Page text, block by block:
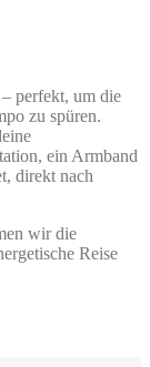
perfekt, um die
zu spüren.
ein Armband
direkt nach
wir die
Reise